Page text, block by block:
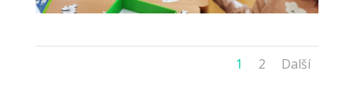
1 2 Další